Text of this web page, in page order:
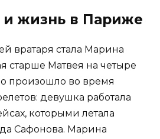
жизнь в Париже
вратаря стала Марина
старше Матвея на четыре
произошло во время
девушка работала
которыми летала
Сафонова. Марина